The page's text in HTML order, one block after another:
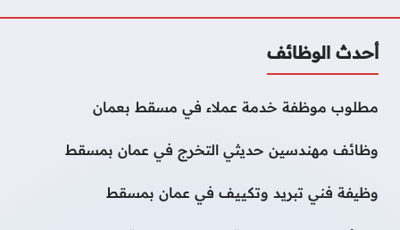
أحدث الوظائف
مطلوب موظفة خدمة عملاء في مسقط بعمان
وظائف مهندسين حديثي التخرج في عمان بمسقط
وظيفة فني تبريد وتكييف في عمان بمسقط